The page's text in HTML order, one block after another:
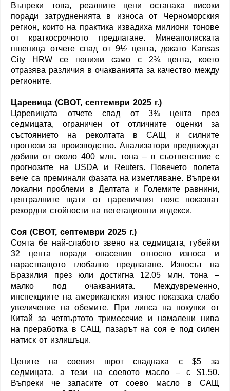
Въпреки това, реалните цени останаха високи
поради затрудненията в износа от Черноморския
регион, които на практика извадиха милиони тонове
от краткосрочното предлагане. Минeаполиската
пшеница отчете спад от 9½ цента, докато Kansas
City HRW се понижи само с 2¾ цента, което
отразява различия в очакванията за качество между
регионите.
Царевица (CBOT, септември 2025 г.)
Царевицата отчете спад от 3¾ цента през
седмицата, ограничен от отличните оценки за
състоянието на реколтата в САЩ и силните
прогнози за производство. Анализатори предвиждат
добиви от около 400 млн. тона – в съответствие с
прогнозите на USDA и Reuters. Повечето полета
вече са преминали фазата на изметляване. Въпреки
локални проблеми в Делтата и Големите равнини,
централните щати от царевичния пояс показват
рекордни стойности на вегетационни индекси.
Соя (CBOT, септември 2025 г.)
Соята бе най-слабото звено на седмицата, губейки
32 цента поради опасения относно износа и
нарастващото глобално предлагане. Износът на
Бразилия през юли достигна 12.05 млн. тона –
малко под очакванията. Междувременно,
инспекциите на американския износ показаха слабо
увеличение на обемите. При липса на покупки от
Китай за четвъртото тримесечие и намалени нива
на преработка в САЩ, пазарът на соя е под силен
натиск от излишъци.
Цените на соевия шрот спаднаха с $5 за
седмицата, а тези на соевото масло – с $1.50.
Въпреки че запасите от соево масло в САЩ